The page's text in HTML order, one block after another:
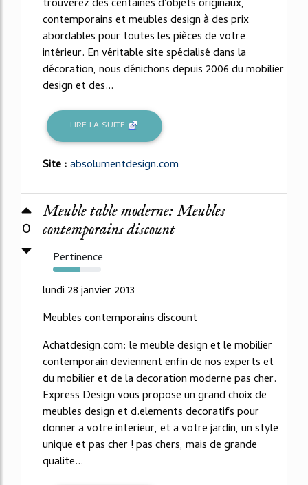
trouverez des centaines d'objets originaux,
contemporains et meubles design à des prix
abordables pour toutes les pièces de votre
intérieur. En véritable site spécialisé dans la
décoration, nous dénichons depuis 2006 du mobilier
design et des...
LIRE LA SUITE
Site :absolumentdesign.com
0
Meuble table moderne: Meubles
contemporains discount
Pertinence
57%
lundi 28 janvier 2013
Meubles contemporains discount
Achatdesign.com: le meuble design et le mobilier
contemporain deviennent enfin de nos experts et
du mobilier et de la decoration moderne pas cher.
Express Design vous propose un grand choix de
meubles design et d.elements decoratifs pour
donner a votre interieur, et a votre jardin, un style
unique et pas cher ! pas chers, mais de grande
qualite...